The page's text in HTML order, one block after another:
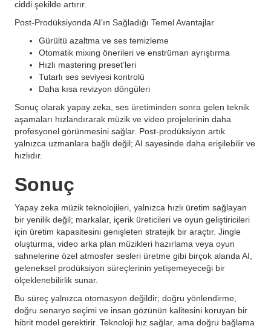
ciddi şekilde artırır.
Post-Prodüksiyonda AI’ın Sağladığı Temel Avantajlar
Gürültü azaltma ve ses temizleme
Otomatik mixing önerileri ve enstrüman ayrıştırma
Hızlı mastering preset’leri
Tutarlı ses seviyesi kontrolü
Daha kısa revizyon döngüleri
Sonuç olarak yapay zeka, ses üretiminden sonra gelen teknik
aşamaları hızlandırarak müzik ve video projelerinin daha
profesyonel görünmesini sağlar. Post-prodüksiyon artık
yalnızca uzmanlara bağlı değil; AI sayesinde daha erişilebilir ve
hızlıdır.
Sonuç
Yapay zeka müzik teknolojileri, yalnızca hızlı üretim sağlayan
bir yenilik değil; markalar, içerik üreticileri ve oyun geliştiricileri
için üretim kapasitesini genişleten stratejik bir araçtır. Jingle
oluşturma, video arka plan müzikleri hazırlama veya oyun
sahnelerine özel atmosfer sesleri üretme gibi birçok alanda AI,
geleneksel prodüksiyon süreçlerinin yetişemeyeceği bir
ölçeklenebilirlik sunar.
Bu süreç yalnızca otomasyon değildir; doğru yönlendirme,
doğru senaryo seçimi ve insan gözünün kalitesini koruyan bir
hibrit model gerektirir. Teknoloji hız sağlar, ama doğru bağlama